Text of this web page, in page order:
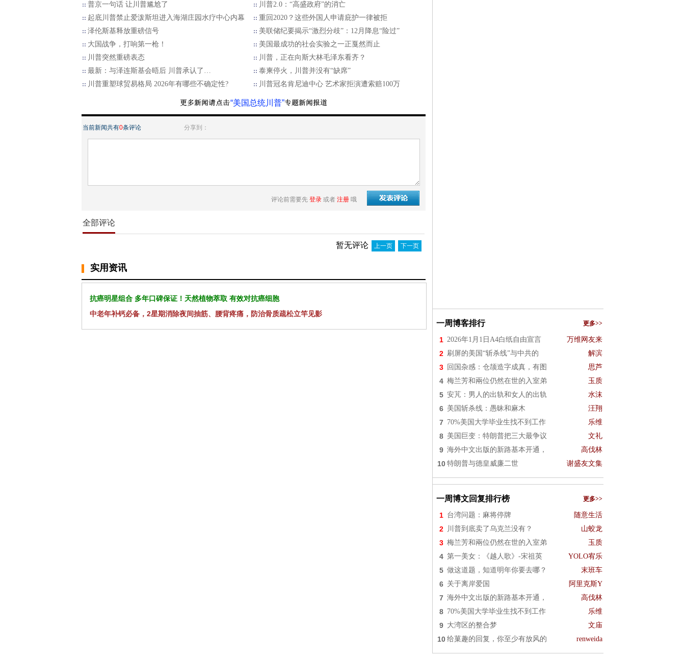
普京一句话 让川普尴尬了
川普2.0：“高盛政府”的消亡
起底川普禁止爱泼斯坦进入海湖庄园水疗中心内幕
重回2020？这些外国人申请庇护一律被拒
泽伦斯基释放重磅信号
美联储纪要揭示“激烈分歧”：12月降息“险过”
大国战争，打响第一枪！
美国最成功的社会实验之一正戛然而止
川普突然重磅表态
川普，正在向斯大林毛泽东看齐？
最新：与泽连斯基会晤后 川普承认了…
泰柬停火，川普并没有“缺席”
川普重塑球贸易格局 2026年有哪些不确定性?
川普冠名肯尼迪中心 艺术家拒演遭索赔100万
“美国总统川普”
当前新闻共有0条评论 分享到：
评论前需要先 登录 或者 注册 哦
全部评论
暂无评论 上一页 下一页
实用资讯
抗癌明星组合 多年口碑保证！天然植物萃取 有效对抗癌细胞
中老年补钙必备，2星期消除夜间抽筋、腰背疼痛，防治骨质疏松立竿见影
一周博客排行 更多>>
1 2026年1月1日A4白纸自由宣言 万维网友来
2 刷屏的美国“斩杀线”与中共的 解滨
3 回国杂感：仓颉造字成真，有图 思芦
4 梅兰芳和兩位仍然在世的入室弟 玉质
5 安芃：男人的出轨和女人的出轨 水沫
6 美国斩杀线：愚昧和麻木 汪翔
7 70%美国大学毕业生找不到工作 乐维
8 美国巨变：特朗普把三大最争议 文礼
9 海外中文出版的新路基本开通， 高伐林
10 特朗普与德皇威廉二世 谢盛友文集
一周博文回复排行榜 更多>>
1 台湾问题：麻将停牌 随意生活
2 川普到底卖了乌克兰没有？ 山蛟龙
3 梅兰芳和兩位仍然在世的入室弟 玉质
4 第一美女：《越人歌》-宋祖英 YOLO宥乐
5 做这道题，知道明年你要去哪？ 末班车
6 关于离岸爱国 阿里克斯Y
7 海外中文出版的新路基本开通， 高伐林
8 70%美国大学毕业生找不到工作 乐维
9 大湾区的整合梦 文庙
10 给菓趣的回复，你至少有放风的 renweida